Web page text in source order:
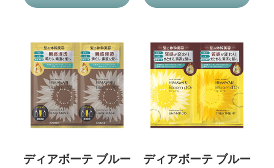
ディアボーテ ブルー
ディアボーテ ブルー